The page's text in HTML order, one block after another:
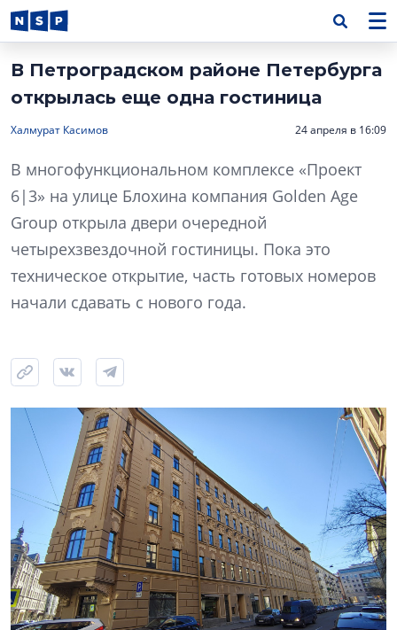
В Петроградском районе Петербурга
открылась еще одна гостиница
Халмурат Касимов 24 апреля в 16:09
В многофункциональном комплексе «Проект
6|3» на улице Блохина компания Golden Age
Group открыла двери очередной
четырехзвездочной гостиницы. Пока это
техническое открытие, часть готовых номеров
начали сдавать с нового года.